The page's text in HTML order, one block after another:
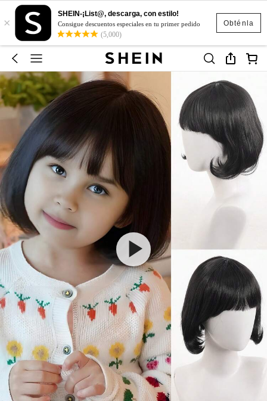
Obténla
×
SHEIN-¡List@, descarga, con estilo!
Consigue descuentos especiales en tu primer pedido
(5,000)